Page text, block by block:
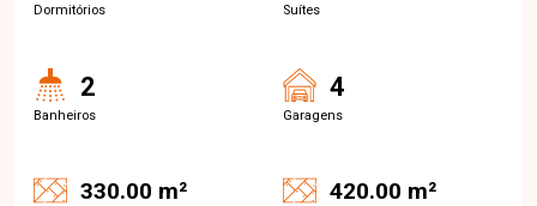
Dormitórios Suítes
2
Banheiros
4
Garagens
330.00 m² 420.00 m²